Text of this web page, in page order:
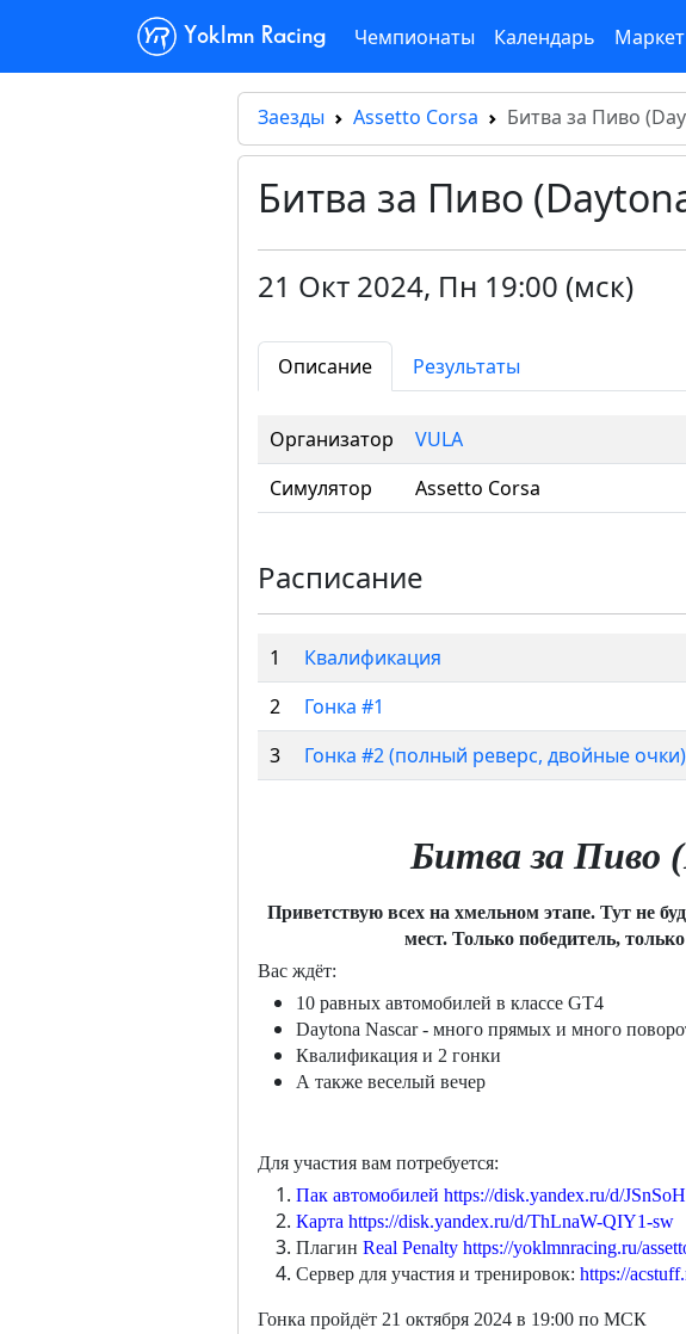
Yoklmn Racing Чемпионаты Календарь Маркет
Заезды Assetto Corsa Битва за Пиво
Битва за Пиво
21 Окт 2024, Пн 19:00 (мск)
Описание Результаты
Организатор
VULA
Симулятор
Assetto Corsa
Расписание
1 Квалификация
2
Гонка #1
3
Гонка #2 (полный реверс, двойные очки)
Битва за Пиво
Приветствую всех на хмельном этапе. Тут не
мест. Только победитель,
Вас ждёт:
10 равных автомобилей в классе GT4
Daytona Nascar - много прямых и много
Квалификация и 2 гонки
А также веселый вечер
Для участия вам потребуется:
Пак автомобилей https://disk.yandex.ru/d/
Карта https://disk.yandex.ru/d/ThLnaW-QIY1-sw
Плагин Real Penalty https://yoklmnracing.ru/
Сервер для участия и тренировок: https://
Гонка пройдёт 21 октября 2024 в 19:00 по МСК